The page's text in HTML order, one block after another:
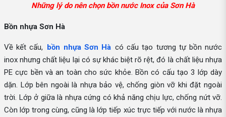
Những lý do nên chọn bồn nước Inox của Sơn Hà
Bồn nhựa Sơn Hà
Về kết cấu, bồn nhựa Sơn Hà có cấu tạo tương tự bồn nước
inox nhưng chất liệu lại có sự khác biệt rõ rệt, đó là chất liệu nhựa
PE cực bền và an toàn cho sức khỏe. Bồn có cấu tạo 3 lớp dày
dặn. Lớp bên ngoài là nhựa bảo vệ, chống giòn vỡ khi đặt ngoài
trời. Lớp ở giữa là nhựa cứng có khả năng chịu lực, chống nứt vỡ.
Còn lớp trong cùng, cũng là lớp tiếp xúc trực tiếp với nước là nhựa